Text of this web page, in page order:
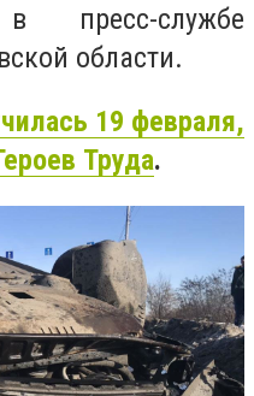
пресс-службе
области.
19 февраля,
Труда.